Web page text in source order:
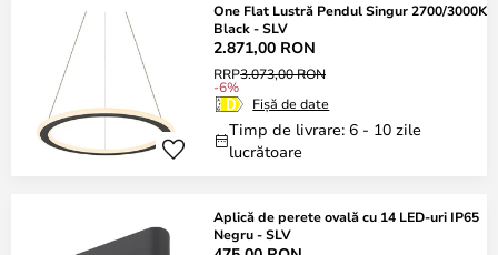
One Flat Lustră Pendul Singur 2700/3000K
Black - SLV
2.871,00 RON
RRP3.073,00 RON
-6%
Fișă de date
Timp de livrare: 6 - 10 zile
lucrătoare
Aplică de perete ovală cu 14 LED-uri IP65
Negru - SLV